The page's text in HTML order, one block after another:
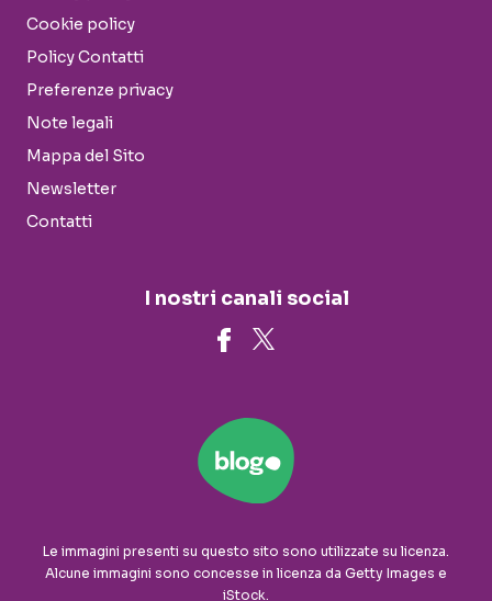
Cookie policy
Policy Contatti
Preferenze privacy
Note legali
Mappa del Sito
Newsletter
Contatti
I nostri canali social
Le immagini presenti su questo sito sono utilizzate su licenza.
Alcune immagini sono concesse in licenza da Getty Images e
iStock.